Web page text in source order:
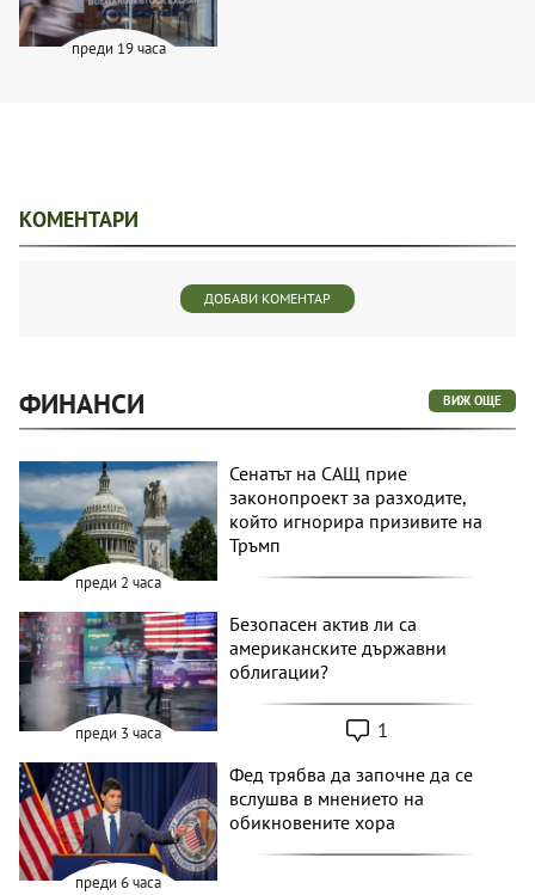
преди 19 часа
КОМЕНТАРИ
ДОБАВИ КОМЕНТАР
ФИНАНСИ ВИЖ ОЩЕ
преди 2 часа
Сенатът на САЩ прие
законопроект за разходите,
който игнорира призивите на
Тръмп
преди 3 часа
Безопасен актив ли са
американските държавни
облигации?
1
преди 6 часа
Фед трябва да започне да се
вслушва в мнението на
обикновените хора